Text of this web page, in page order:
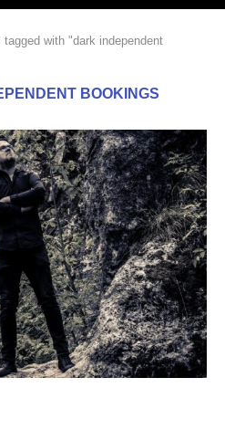
tagged with "dark independent
BOOKINGS